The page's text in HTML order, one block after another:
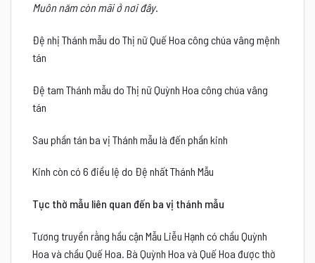
Muôn năm còn mãi ở nơi đây.
Đệ nhị Thánh mẫu do Thị nữ Quế Hoa công chúa vâng mệnh
tán
Đệ tam Thánh mẫu do Thị nữ Quỳnh Hoa công chúa vâng
tán
Sau phần tán ba vị Thánh mẫu là đến phần kinh
Kinh còn có 6 điều lệ do Đệ nhất Thánh Mẫu
Tục thờ mẫu liên quan đến ba vị thánh mẫu
Tương truyền rằng hầu cận Mẫu Liễu Hạnh có chầu Quỳnh
Hoa và chầu Quế Hoa. Bà Quỳnh Hoa và Quế Hoa được thờ